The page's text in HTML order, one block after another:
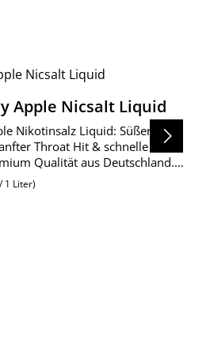
Apple Nicsalt Liquid
Nikotinsalz Liquid: Süßer Apfel
Throat Hit & schnelle
Qualität aus Deutschland.
1 Liter)